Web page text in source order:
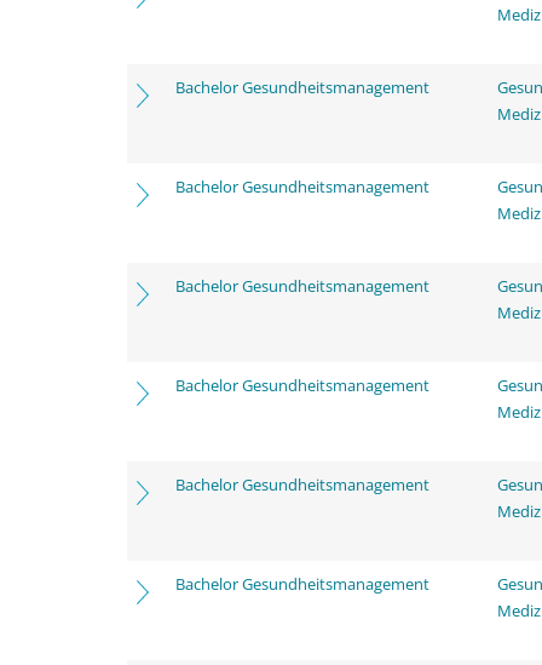
Bachelor Gesundheitsmanagement
Bachelor Gesundheitsmanagement
Bachelor Gesundheitsmanagement
Bachelor Gesundheitsmanagement
Bachelor Gesundheitsmanagement
Bachelor Gesundheitsmanagement